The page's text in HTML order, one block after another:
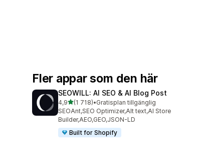
Fler appar som den här
SEOWILL: AI SEO & AI Blog Post
4,9av 5 stjärnor
(1 718)
1718 recensioner totalt
•Gratisplan tillgänglig
SEOAnt,SEO Optimizer,Alt text,AI Store
Builder,AEO,GEO,JSON-LD
Built for Shopify